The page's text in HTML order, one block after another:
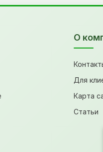
О
Для
Карта
Статьи